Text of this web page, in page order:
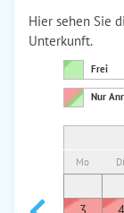
Hier sehen Sie
Unterkunft.
Frei
Nur
Mo Di